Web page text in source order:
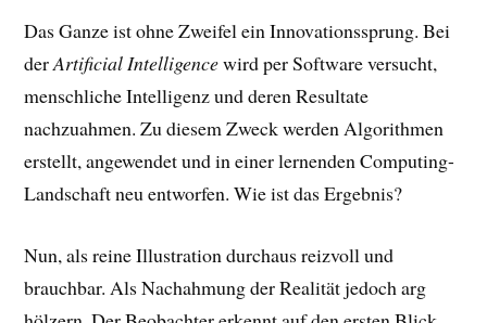
Das Ganze ist ohne Zweifel ein Innovationssprung. Bei
derArtificial Intelligencewird per Software versucht,
menschliche Intelligenz und deren Resultate
nachzuahmen. Zu diesem Zweck werden Algorithmen
erstellt, angewendet und in einer lernenden Computing-
Landschaft neu entworfen. Wie ist das Ergebnis?
Nun, als reine Illustration durchaus reizvoll und
brauchbar. Als Nachahmung der Realität jedoch arg